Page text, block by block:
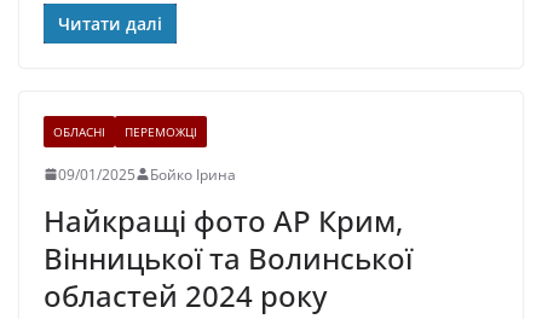
Читати далі
ОБЛАСНІ ПЕРЕМОЖЦІ
09/01/2025 Бойко Ірина
Найкращі фото АР Крим,
Вінницької та Волинської
областей 2024 року